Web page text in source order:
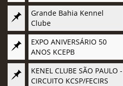
Grande Bahia Kennel
Clube
EXPO ANIVERSÁRIO 50
ANOS KCEPB
KENEL CLUBE SÃO PAULO -
CIRCUITO KCSP/FECIRS